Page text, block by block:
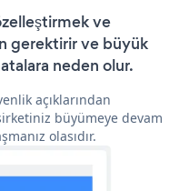
ve
gerektirir ve büyük
neden olur.
açıklarından
büyümeye devam
olasıdır.